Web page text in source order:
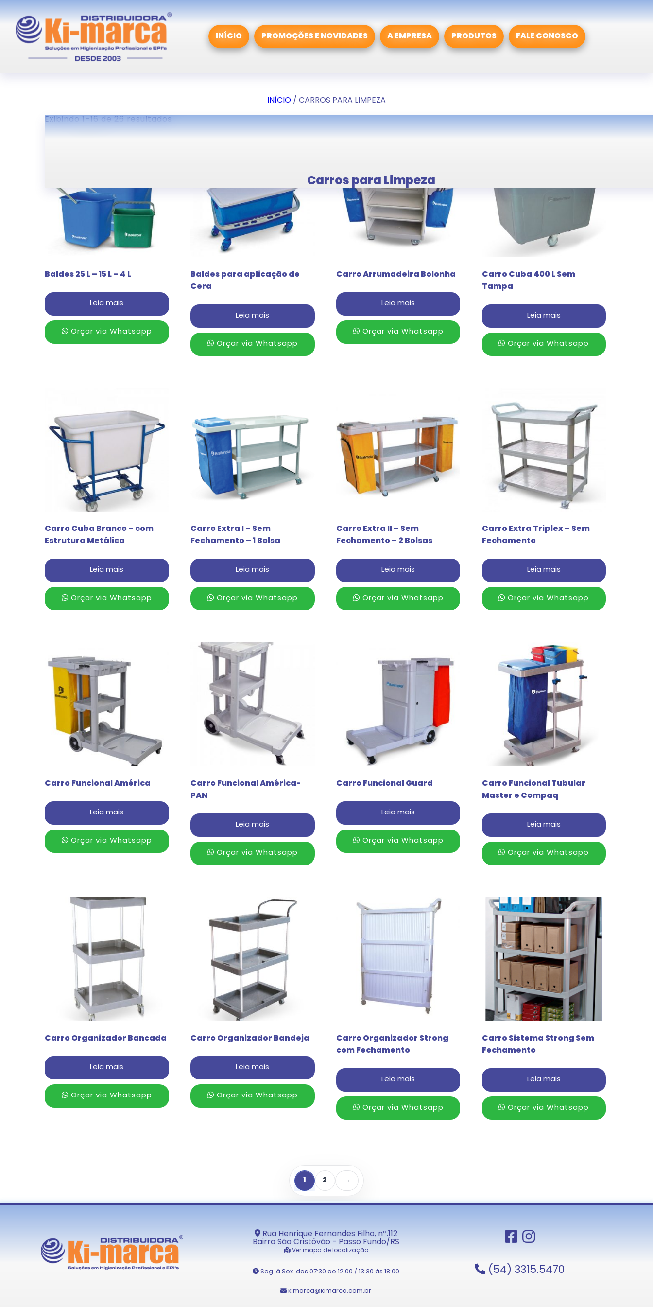
INÍCIO PROMOÇÕES E NOVIDADES A EMPRESA PRODUTOS FALE CONOSCO
INÍCIO/ CARROS PARA LIMPEZA
Carros para Limpeza
Exibindo 1–16 de 26 resultados
Baldes 25 L – 15 L – 4 L
Leia mais
Orçar via Whatsapp
Baldes para aplicação de
Cera
Leia mais
Orçar via Whatsapp
Carro Arrumadeira Bolonha
Leia mais
Orçar via Whatsapp
Carro Cuba 400 L Sem
Tampa
Leia mais
Orçar via Whatsapp
Carro Cuba Branco – com
Estrutura Metálica
Leia mais
Orçar via Whatsapp
Carro Extra I – Sem
Fechamento – 1 Bolsa
Leia mais
Orçar via Whatsapp
Carro Extra II – Sem
Fechamento – 2 Bolsas
Leia mais
Orçar via Whatsapp
Carro Extra Triplex – Sem
Fechamento
Leia mais
Orçar via Whatsapp
Carro Funcional América
Leia mais
Orçar via Whatsapp
Carro Funcional América-
PAN
Leia mais
Orçar via Whatsapp
Carro Funcional Guard
Leia mais
Orçar via Whatsapp
Carro Funcional Tubular
Master e Compaq
Leia mais
Orçar via Whatsapp
Carro Organizador Bancada
Leia mais
Orçar via Whatsapp
Carro Organizador Bandeja
Leia mais
Orçar via Whatsapp
Carro Organizador Strong
com Fechamento
Leia mais
Orçar via Whatsapp
Carro Sistema Strong Sem
Fechamento
Leia mais
Orçar via Whatsapp
1 2 →
Rua Henrique Fernandes Filho, nº.112
Bairro São Cristóvão - Passo Fundo/RS
Ver mapa de localização
Seg. à Sex. das 07:30 ao 12:00 / 13:30 às 18:00
kimarca@kimarca.com.br
(54) 3315.5470